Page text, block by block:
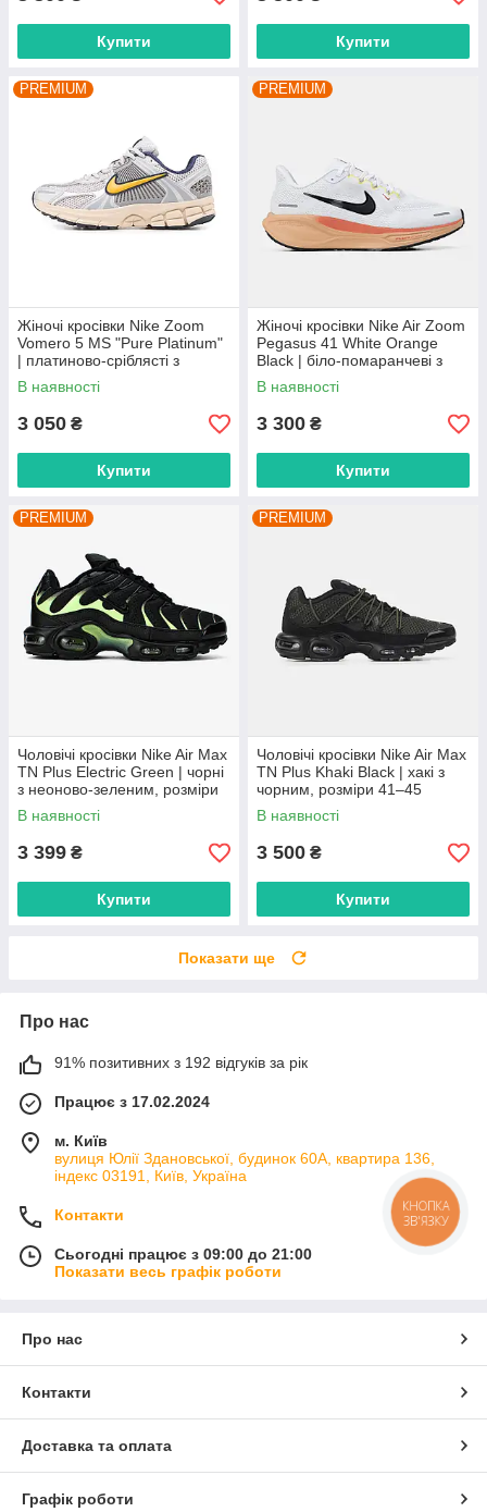
Купити Купити
PREMIUM
Жіночі кросівки Nike Zoom
Vomero 5 MS "Pure Platinum"
| платиново-сріблясті з
сіткою, розміри 36–42
В наявності
3 050 ₴
Купити
PREMIUM
Жіночі кросівки Nike Air Zoom
Pegasus 41 White Orange
Black | біло-помаранчеві з
чорним, розміри 36–43
В наявності
3 300 ₴
Купити
PREMIUM
Чоловічі кросівки Nike Air Max
TN Plus Electric Green | чорні
з неоново-зеленим, розміри
41–45
В наявності
3 399 ₴
Купити
PREMIUM
Чоловічі кросівки Nike Air Max
TN Plus Khaki Black | хакі з
чорним, розміри 41–45
В наявності
3 500 ₴
Купити
Показати ще
Про нас
91% позитивних з 192 відгуків за рік
Працює з 17.02.2024
м. Київ
вулиця Юлії Здановської, будинок 60А, квартира 136,
індекс 03191, Київ, Україна
Контакти
Сьогодні працює з 09:00 до 21:00
Показати весь графік роботи
Про нас
Контакти
Доставка та оплата
Графік роботи
КНОПКА
ЗВ'ЯЗКУ